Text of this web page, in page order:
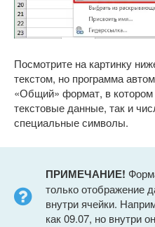
Посмотрите на картинку
текстом, но программа
«Общий» формат, в котором
текстовые данные, так и
специальные символы.
ПРИМЕЧАНИЕ!
только отображение
внутри ячейки.
как 09.07, но внутри